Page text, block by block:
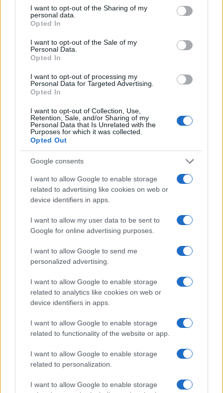
not limited to your visit or usage behaviour. You may click to
grant or deny consent to Google and its third-party tags to
use your data for below specified purposes in below Google
consent section.
I want to opt-out of the Sharing of my
personal data.
Opted In
I want to opt-out of the Sale of my
Personal Data.
Opted In
I want to opt-out of processing my
Personal Data for Targeted Advertising.
Opted In
I want to opt-out of Collection, Use,
Retention, Sale, and/or Sharing of my
Personal Data that Is Unrelated with the
Purposes for which it was collected.
Opted Out
Google consents
I want to allow Google to enable storage
related to advertising like cookies on web or
device identifiers in apps.
I want to allow my user data to be sent to
Google for online advertising purposes.
I want to allow Google to send me
personalized advertising.
I want to allow Google to enable storage
related to analytics like cookies on web or
device identifiers in apps.
I want to allow Google to enable storage
related to functionality of the website or app.
I want to allow Google to enable storage
related to personalization.
I want to allow Google to enable storage
Vespa orientalis a Roma: la specie che sta cambiando
l’ecosistema urbano
Greta Salvati · 29 Lug 2026
musica e convivialità
Greta Salvati · 27 Lug 2026